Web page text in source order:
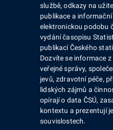
službě, odkazy na
publikace a
elektronickou podobu
vydání časopisu
publikací Českého
Dozvíte se informace
veřejné správy,
jevů, zdravotní péče,
lidských zájmů a
opírají o data ČSÚ,
kontextu a prezentují
souvislostech.